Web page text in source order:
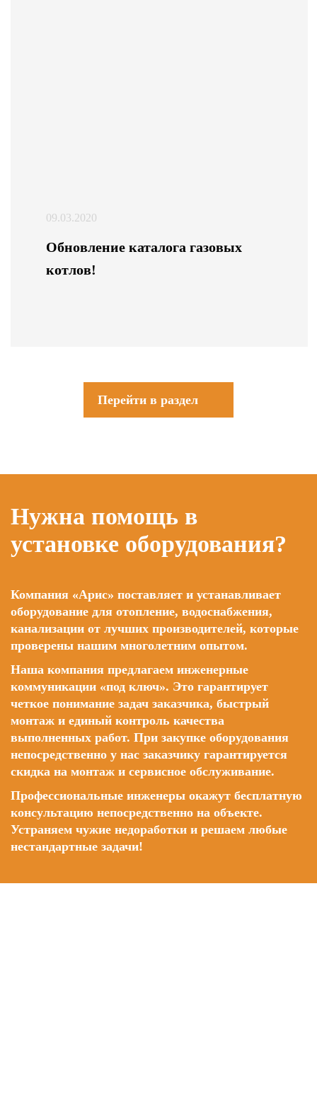
09.03.2020
Обновление каталога газовых
котлов!
Перейти в раздел
Нужна помощь в
установке оборудования?
Компания «Арис» поставляет и устанавливает
оборудование для отопление, водоснабжения,
канализации от лучших производителей, которые
проверены нашим многолетним опытом.
Наша компания предлагаем инженерные
коммуникации «под ключ». Это гарантирует
четкое понимание задач заказчика, быстрый
монтаж и единый контроль качества
выполненных работ. При закупке оборудования
непосредственно у нас заказчику гарантируется
скидка на монтаж и сервисное обслуживание.
Профессиональные инженеры окажут бесплатную
консультацию непосредственно на объекте.
Устраняем чужие недоработки и решаем любые
нестандартные задачи!